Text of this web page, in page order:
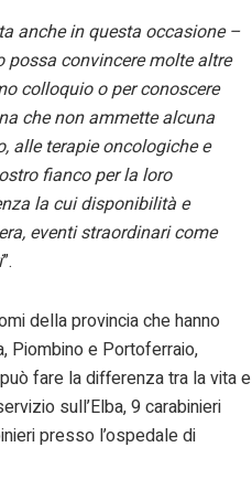
anche in questa occasione –
possa convincere molte altre
colloquio o per conoscere
che non ammette alcuna
alle terapie oncologiche e
fianco per la loro
la cui disponibilità e
eventi straordinari come
”.
della provincia che hanno
Piombino e Portoferraio,
fare la differenza tra la vita e
sull’Elba, 9 carabinieri
presso l’ospedale di